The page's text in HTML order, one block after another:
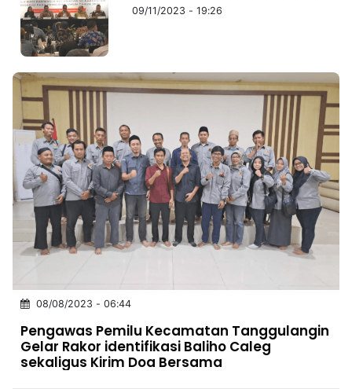
09/11/2023 - 19:26
08/08/2023 - 06:44
Pengawas Pemilu Kecamatan Tanggulangin
Gelar Rakor identifikasi Baliho Caleg
sekaligus Kirim Doa Bersama